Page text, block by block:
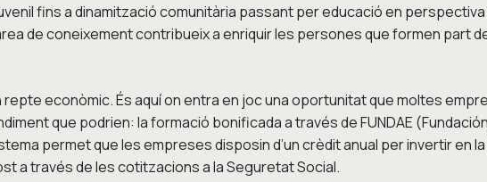
fins a dinamització comunitària passant per educació en
de coneixement contribueix a enriquir les persones que formen part
econòmic. És aquí on entra en joc una oportunitat que moltes
que podrien: la formació bonificada a través de FUNDAE
permet que les empreses disposin d’un crèdit anual per invertir en
a través de les cotitzacions a la Seguretat Social.